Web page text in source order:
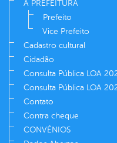
A PREFEITURA
Prefeito
Vice Prefeito
Cadastro cultural
Cidadão
Consulta Pública LOA
Consulta Pública LOA
Contato
Contra cheque
CONVÊNIOS